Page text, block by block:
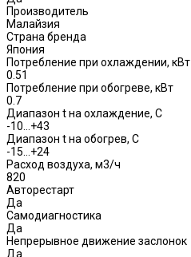
Производитель
Малайзия
Страна бренда
Япония
Потребление при охлаждении, кВт
0.51
Потребление при обогреве, кВт
0.7
Диапазон t на охлаждение, С
-10…+43
Диапазон t на обогрев, С
-15…+24
Расход воздуха, м3/ч
820
Авторестарт
Да
Самодиагностика
Да
Непрерывное движение заслонок
Да